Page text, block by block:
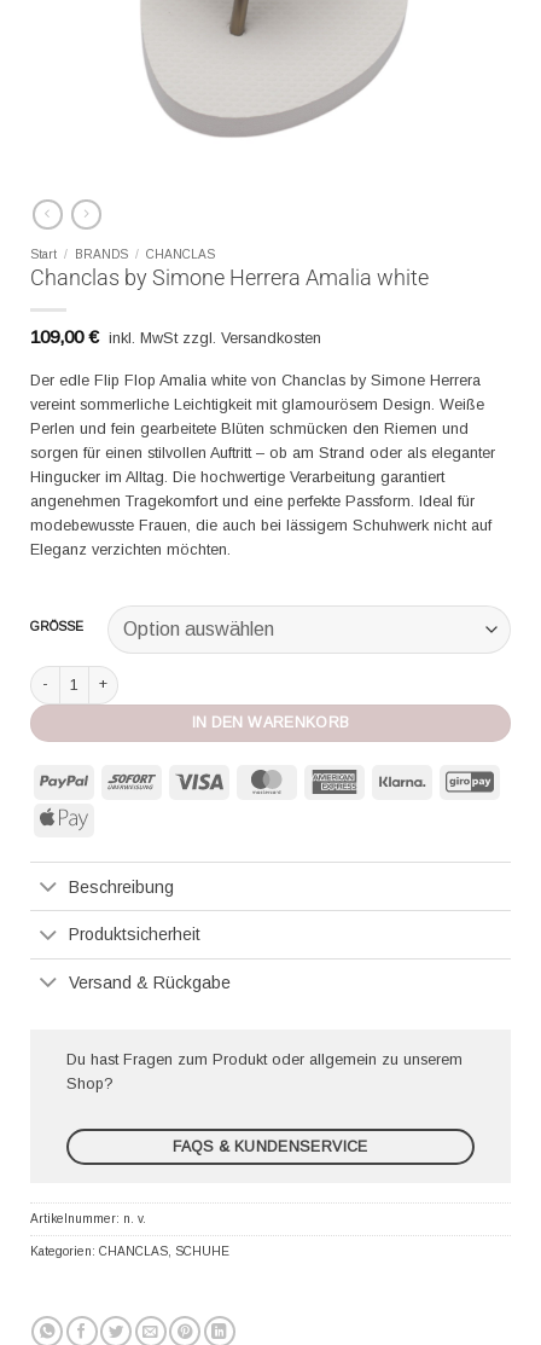
Start / BRANDS / CHANCLAS
Chanclas by Simone Herrera Amalia white
109,00€ inkl. MwSt zzgl. Versandkosten
Der edle Flip Flop Amalia white von Chanclas by Simone Herrera
vereint sommerliche Leichtigkeit mit glamourösem Design. Weiße
Perlen und fein gearbeitete Blüten schmücken den Riemen und
sorgen für einen stilvollen Auftritt – ob am Strand oder als eleganter
Hingucker im Alltag. Die hochwertige Verarbeitung garantiert
angenehmen Tragekomfort und eine perfekte Passform. Ideal für
modebewusste Frauen, die auch bei lässigem Schuhwerk nicht auf
Eleganz verzichten möchten.
GRÖSSE
Chanclas by Simone Herrera Amalia white Menge
IN DEN WARENKORB
PayPal Sofort MasterCard American
Klarna
Apple
Beschreibung
Produktsicherheit
Versand & Rückgabe
Du hast Fragen zum Produkt oder allgemein zu unserem
Shop?
FAQS & KUNDENSERVICE
Artikelnummer: n. v.
Kategorien: CHANCLAS, SCHUHE